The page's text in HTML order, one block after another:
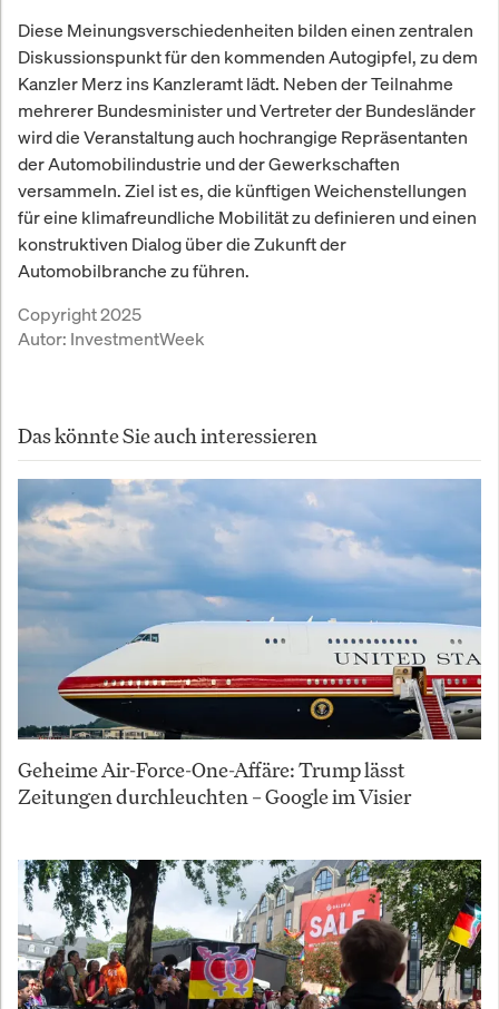
Diese Meinungsverschiedenheiten bilden einen zentralen
Diskussionspunkt für den kommenden Autogipfel, zu dem
Kanzler Merz ins Kanzleramt lädt. Neben der Teilnahme
mehrerer Bundesminister und Vertreter der Bundesländer
wird die Veranstaltung auch hochrangige Repräsentanten
der Automobilindustrie und der Gewerkschaften
versammeln. Ziel ist es, die künftigen Weichenstellungen
für eine klimafreundliche Mobilität zu definieren und einen
konstruktiven Dialog über die Zukunft der
Automobilbranche zu führen.
Copyright 2025
Autor: InvestmentWeek
Das könnte Sie auch interessieren
Geheime Air-Force-One-Affäre: Trump lässt
Zeitungen durchleuchten – Google im Visier